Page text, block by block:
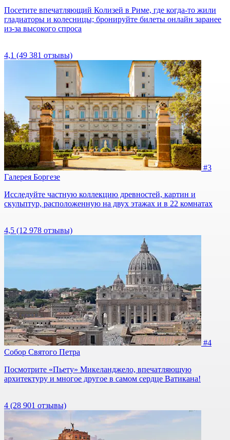
Посетите впечатляющий Колизей в Риме, где когда-то жили
гладиаторы и колесницы; бронируйте билеты онлайн заранее
из-за высокого спроса
4,1 (49 381 отзывы)
#3
Галерея Боргезе
Исследуйте частную коллекцию древностей, картин и
скульптур, расположенную на двух этажах и в 22 комнатах
4,5 (12 978 отзывы)
#4
Собор Святого Петра
Посмотрите «Пьету» Микеланджело, впечатляющую
архитектуру и многое другое в самом сердце Ватикана!
4 (28 901 отзывы)